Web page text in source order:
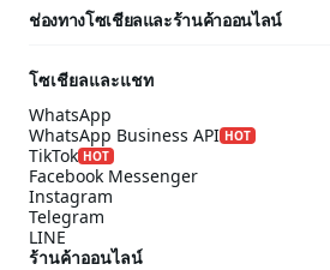
ช่องทางโซเชียลและร้านค้าออนไลน์
โซเชียลและแชท
WhatsApp
WhatsApp Business API HOT
TikTok HOT
Facebook Messenger
Instagram
Telegram
LINE
ร้านค้าออนไลน์